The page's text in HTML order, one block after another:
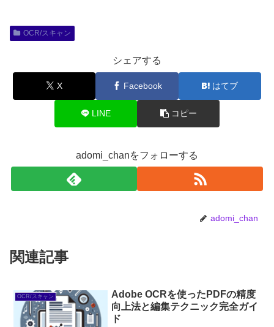
OCR/スキャン
シェアする
X Facebook はてブ
LINE コピー
adomi_chanをフォローする
adomi_chan
関連記事
OCR/スキャン
Adobe OCRを使ったPDFの精度
向上法と編集テクニック完全ガイ
ド